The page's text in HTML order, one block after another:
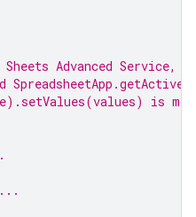
Advanced Service,
is